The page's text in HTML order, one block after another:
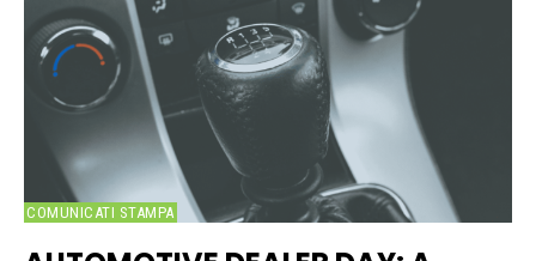
COMUNICATI STAMPA